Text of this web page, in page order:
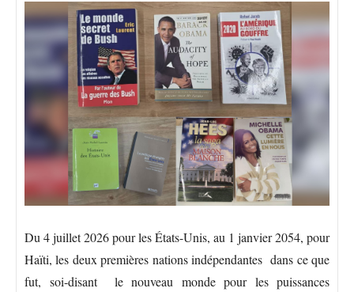
Du 4 juillet 2026 pour les États-Unis, au 1 janvier 2054, pour
Haïti, les deux premières nations indépendantes dans ce que
fut, soi-disant le nouveau monde pour les puissances